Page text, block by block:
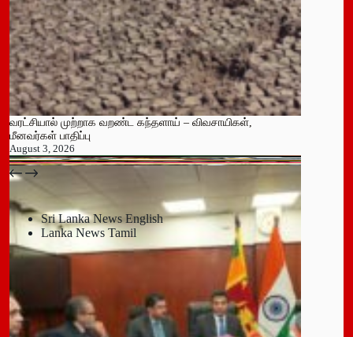
வரட்சியால் முற்றாக வறண்ட கந்தளாய் – விவசாயிகள்,
மீனவர்கள் பாதிப்பு
August 3, 2026
பதுளை மாநகர சபையின் NPP உறுப்பினர் திடீர் ராஜினாமா!
July 14, 2026
Sri Lanka News English
Lanka News Tamil